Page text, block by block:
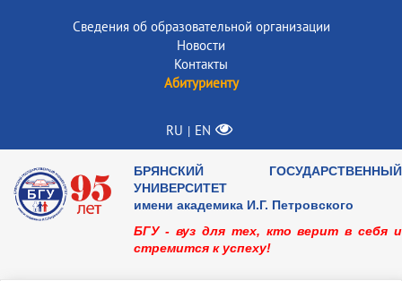
Сведения об образовательной организации
Новости
Контакты
Абитуриенту
RU | EN
БРЯНСКИЙ ГОСУДАРСТВЕННЫЙ
УНИВЕРСИТЕТ
имени академика И.Г. Петровского
БГУ - вуз для тех, кто верит в себя и
стремится к успеху!